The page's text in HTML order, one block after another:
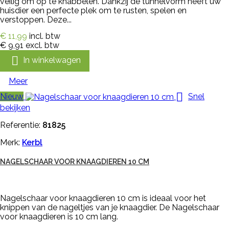
huisdier een perfecte plek om te rusten, spelen en
verstoppen. Deze...
€ 11,99 incl. btw
€ 9,91 excl. btw
 In winkelwagen
Meer
Nieuw

Snel
bekijken
Referentie: 81825
Merk: Kerbl
NAGELSCHAAR VOOR KNAAGDIEREN 10 CM
Nagelschaar voor knaagdieren 10 cm is ideaal voor het
knippen van de nageltjes van je knaagdier. De Nagelschaar
voor knaagdieren is 10 cm lang.